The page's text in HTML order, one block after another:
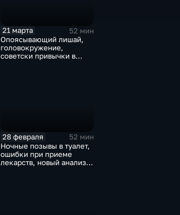
21 марта
52 мин
Опоясывающий лишай,
головокружение,
советски привычки в
28 февраля
52 мин
Ночные позывы в туалет,
ошибки при приеме
лекарств, новый анализ